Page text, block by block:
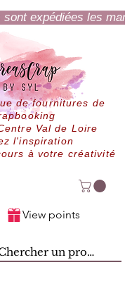
expédiées les
de fournitures de
Val de Loire
l'inspiration
à votre créativité
View points